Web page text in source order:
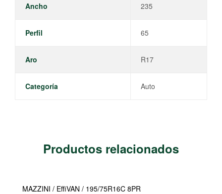
Ancho 235
Perfil 65
Aro R17
Categoría Auto
Productos relacionados
MAZZINI / EffiVAN / 195/75R16C 8PR